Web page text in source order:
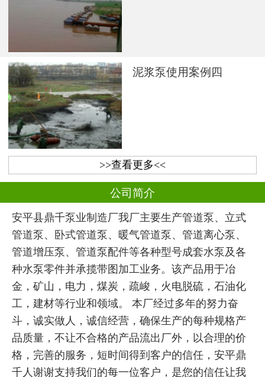
泥浆泵使用案例四
>>查看更多<<
公司简介
安平县鼎千泵业制造厂我厂主要生产管道泵、立式
管道泵、卧式管道泵、暖气管道泵、管道离心泵、
管道增压泵、管道泵配件等各种型号成套水泵及各
种水泵零件并承揽带图加工业务。该产品用于冶
金，矿山，电力，煤炭，疏峻，火电脱硫，石油化
工，建材等行业和领域。 本厂经过多年的努力奋
斗，诚实做人，诚信经营，确保生产的每种规格产
品质量，不让不合格的产品流出厂外，以合理的价
格，完善的服务，短时间得到客户的信任，安平鼎
千人谢谢支持我们的每一位客户，是您的信任让我